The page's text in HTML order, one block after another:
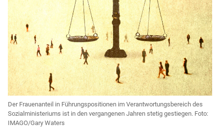
Der Frauenanteil in Führungspositionen im Verantwortungsbereich des
Sozialministeriums ist in den vergangenen Jahren stetig gestiegen. Foto:
IMAGO/Gary Waters